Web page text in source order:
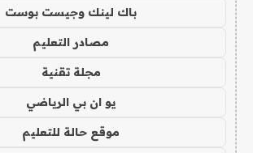
باك لينك وجيست بوست
مصادر التعليم
مجلة تقنية
يو ان بي الرياضي
موقع حالة للتعليم